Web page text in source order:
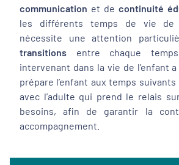
communication et de continuité
les différents temps de vie de
nécessite une attention
transitions entre chaque
intervenant dans la vie de l’enfant
prépare l’enfant aux temps
avec l’adulte qui prend le relais
besoins, afin de garantir la
accompagnement.